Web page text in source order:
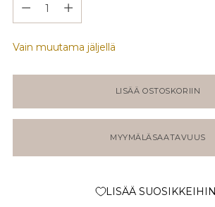
Vain muutama jäljellä
LISÄÄ OSTOSKORIIN
MYYMÄLÄSAATAVUUS
LISÄÄ SUOSIKKEIHINI